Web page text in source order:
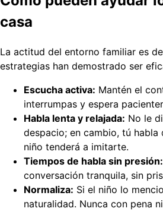
casa
La actitud del entorno familiar es
estrategias han demostrado ser
Escucha activa: Mantén el
interrumpas y espera
Habla lenta y relajada: No le
despacio; en cambio, tú habla
niño tenderá a imitarte.
Tiempos de habla sin presión:
conversación tranquila, sin
Normaliza: Si el niño lo
naturalidad. Nunca con pena